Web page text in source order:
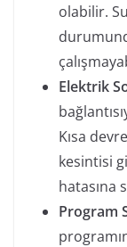
olabilir.
Elektrik
Kısa
kesintisi
hatasına
Program